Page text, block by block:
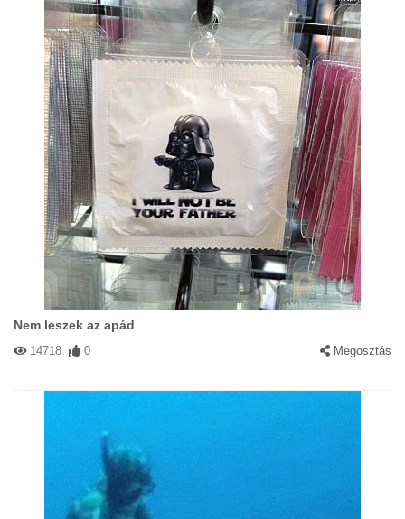
Nem leszek az apád
14718 0 Megosztás